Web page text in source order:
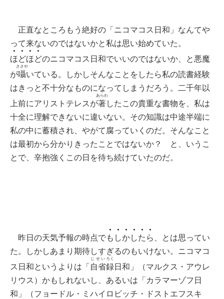
正直なところもう絶好の「ニコマコス日和」なんてや
って来ないのではないかと私は思い始めていた。
ほどほど
●●●●
のニコマコス日和でいいのではないか、と悪魔
が囁
ささや
いている。しかしそんなことをしたら私の読書経験
はきっと不十分なものになってしまうだろう。二千年以
上前にアリストテレスが著
あらわ
したこの貴重な書物を、私は
十全に理解できないに違いない。その知識は中途半端に
私の中に蓄積され、やがて腐っていくのだ。そんなこと
は最初から分かりきったことではないか？ と、いうこ
とで、辛抱強くこの日を待ち続けていたのだ。
昨日の天気予報の時点でもしかしたら
●●●●●●
、とは思ってい
た。しかしあまり期待しすぎるのもいけない。ニコマコ
ス日和というよりは「自省
じせい
録
ろく
日和」（マルクス・アウレ
リウス）かもしれないし、あるいは「カラマーゾフ日
和」（フョードル・ミハイロビッチ・ドストエフスキ